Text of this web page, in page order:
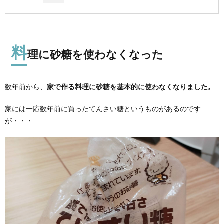
料理に砂糖を使わなくなった
数年前から、 家で作る料理に砂糖を基本的に使わなくなりました。
家には一応数年前に買ったてんさい糖というものがあるのです
が・・・